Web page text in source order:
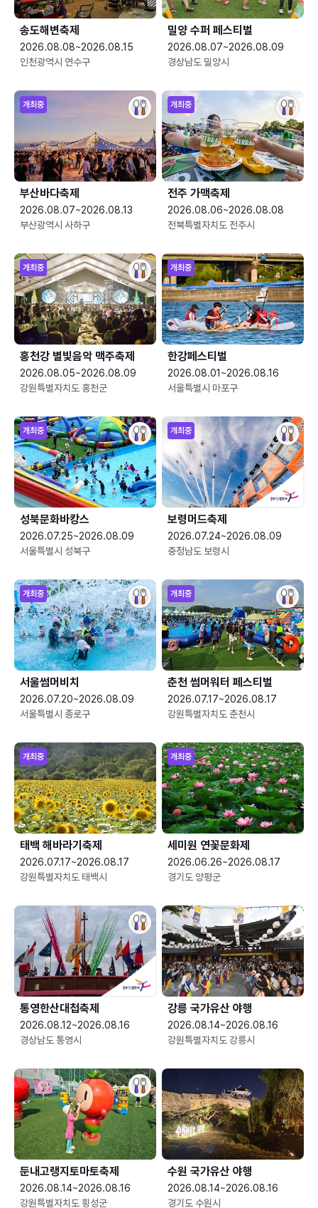
송도해변축제
2026.08.08~2026.08.15
인천광역시 연수구
밀양 수퍼 페스티벌
2026.08.07~2026.08.09
경상남도 밀양시
개최중
부산바다축제
2026.08.07~2026.08.13
부산광역시 사하구
개최중
전주 가맥축제
2026.08.06~2026.08.08
전북특별자치도 전주시
개최중
홍천강 별빛음악 맥주축제
2026.08.05~2026.08.09
강원특별자치도 홍천군
개최중
한강페스티벌
2026.08.01~2026.08.16
서울특별시 마포구
개최중
성북문화바캉스
2026.07.25~2026.08.09
서울특별시 성북구
개최중
보령머드축제
2026.07.24~2026.08.09
충청남도 보령시
개최중
서울썸머비치
2026.07.20~2026.08.09
서울특별시 종로구
개최중
춘천 썸머워터 페스티벌
2026.07.17~2026.08.17
강원특별자치도 춘천시
개최중
태백 해바라기축제
2026.07.17~2026.08.17
강원특별자치도 태백시
개최중
세미원 연꽃문화제
2026.06.26~2026.08.17
경기도 양평군
통영한산대첩축제
2026.08.12~2026.08.16
경상남도 통영시
강릉 국가유산 야행
2026.08.14~2026.08.16
강원특별자치도 강릉시
둔내고랭지토마토축제
2026.08.14~2026.08.16
강원특별자치도 횡성군
수원 국가유산 야행
2026.08.14~2026.08.16
경기도 수원시